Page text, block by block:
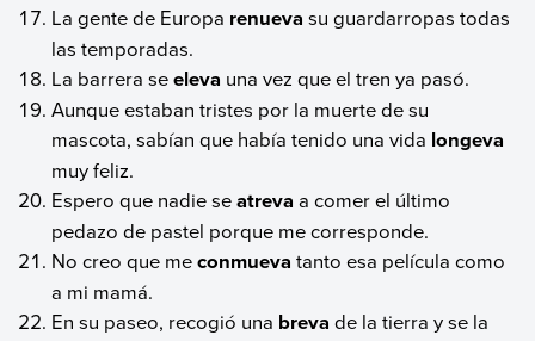
La gente de Europa renueva su guardarropas todas
las temporadas.
La barrera seeleva una vez que el tren ya pasó.
Aunque estaban tristes por la muerte de su
mascota, sabían que había tenido una vida longeva
muy feliz.
Espero que nadie seatreva a comer el último
pedazo de pastel porque me corresponde.
No creo que meconmueva tanto esa película como
a mi mamá.
En su paseo, recogió una breva de la tierra y se la